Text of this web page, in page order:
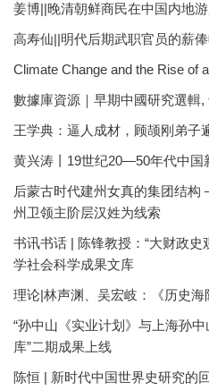
姜博||晚清朝鲜商民在中国内地
高寿仙||明代后期武职官员的薪
Climate Change and the Rise of
數據庫資源｜早期中國研究選輯,
王学典：逼人成材，顾颉刚弟子
黄兴涛丨19世纪20—50年代中国
后蒙古时代建州女真的集团结
州卫领主阶层汉姓为线索
书讯书话 | 陈锋教授：“大财政
学社会科学成果文库
理论|林声渊、吴宏岐：《历史海
“孙中山《实业计划》与上海孙
库”二期成果上线
陈恒 | 新时代中国世界史研究的